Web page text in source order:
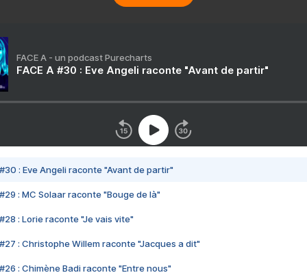
FACE A - un podcast Purecharts
FACE A #30 : Eve Angeli raconte "Avant de partir"
#30 : Eve Angeli raconte "Avant de partir"
#29 : MC Solaar raconte "Bouge de là"
#28 : Lorie raconte "Je vais vite"
#27 : Christophe Willem raconte "Jacques a dit"
#26 : Chimène Badi raconte "Entre nous"